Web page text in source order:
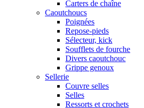
Carters de chaîne
Caoutchoucs
Poignées
Repose-pieds
Sélecteur, kick
Soufflets de fourche
Divers caoutchouc
Grippe genoux
Sellerie
Couvre selles
Selles
Ressorts et crochets